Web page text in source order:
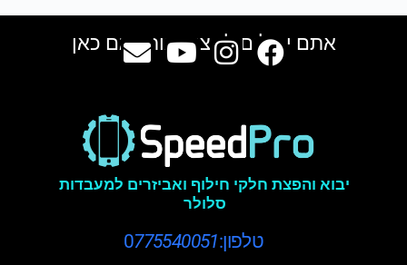
אתם יכולים למצוא אותנו גם כאן
יבוא והפצת חלקי חילוף ואביזרים למעבדות
סלולר
טלפון:0775540051